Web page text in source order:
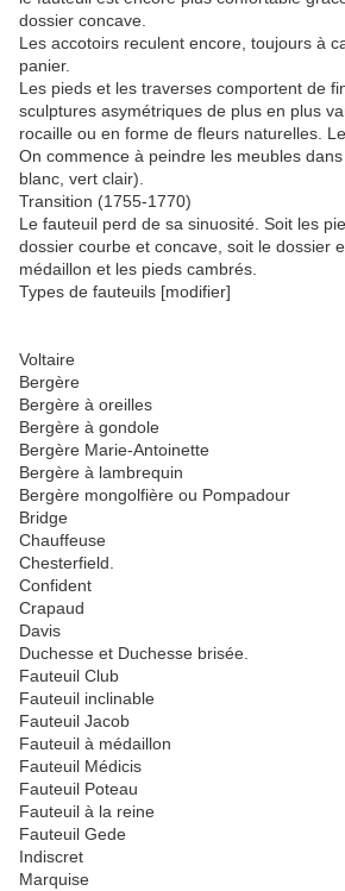
dossier concave.
Les accotoirs reculent encore, toujours à
panier.
Les pieds et les traverses comportent de
sculptures asymétriques de plus en plus
rocaille ou en forme de fleurs naturelles.
On commence à peindre les meubles
blanc, vert clair).
Transition (1755-1770)
Le fauteuil perd de sa sinuosité. Soit les
dossier courbe et concave, soit le dossier
médaillon et les pieds cambrés.
Types de fauteuils [modifier]
Voltaire
Bergère
Bergère à oreilles
Bergère à gondole
Bergère Marie-Antoinette
Bergère à lambrequin
Bergère mongolfière ou Pompadour
Bridge
Chauffeuse
Chesterfield.
Confident
Crapaud
Davis
Duchesse et Duchesse brisée.
Fauteuil Club
Fauteuil inclinable
Fauteuil Jacob
Fauteuil à médaillon
Fauteuil Médicis
Fauteuil Poteau
Fauteuil à la reine
Fauteuil Gede
Indiscret
Marquise